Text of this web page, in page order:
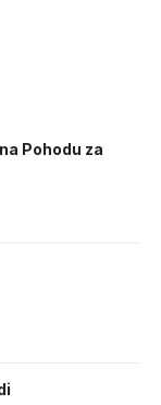
Pohodu za